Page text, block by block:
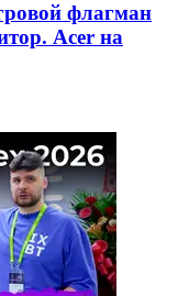
флагман
Acer на